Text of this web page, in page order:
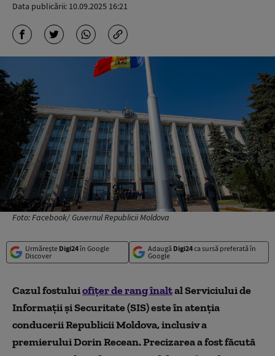
Data publicării: 10.09.2025 16:21
Foto: Facebook/ Guvernul Republicii Moldova
Urmărește Digi24în Google
Discover
Adaugă Digi24ca sursă preferată în
Google
Cazul fostuluiofițer de rang înaltal Serviciului de
Informații și Securitate (SIS) este în atenția
conducerii Republicii Moldova, inclusiv a
premierului Dorin Recean. Precizarea a fost făcută